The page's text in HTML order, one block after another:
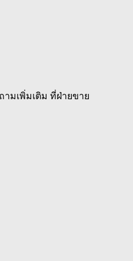
มเพิ่มเติม ที่ฝ่ายขาย